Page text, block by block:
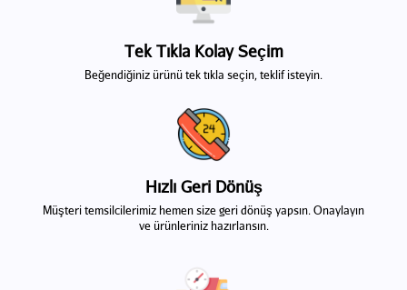
Tek Tıkla Kolay Seçim
Beğendiğiniz ürünü tek tıkla seçin, teklif isteyin.
Hızlı Geri Dönüş
Müşteri temsilcilerimiz hemen size geri dönüş yapsın. Onaylayın
ve ürünleriniz hazırlansın.